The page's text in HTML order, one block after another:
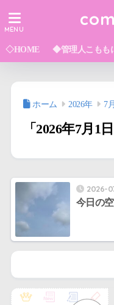
◇HOME ◆管理人こもも
ホーム 2026年 7月
「2026年7月1
2026-
今日の空